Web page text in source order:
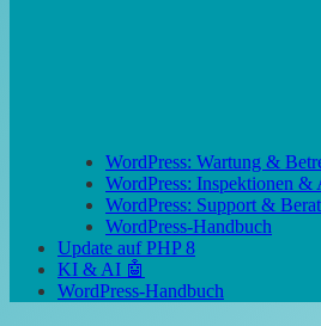
WordPress: Wartung &
WordPress: Inspektionen &
WordPress: Support &
WordPress-Handbuch
Update auf PHP 8
KI & AI 🤖
WordPress-Handbuch